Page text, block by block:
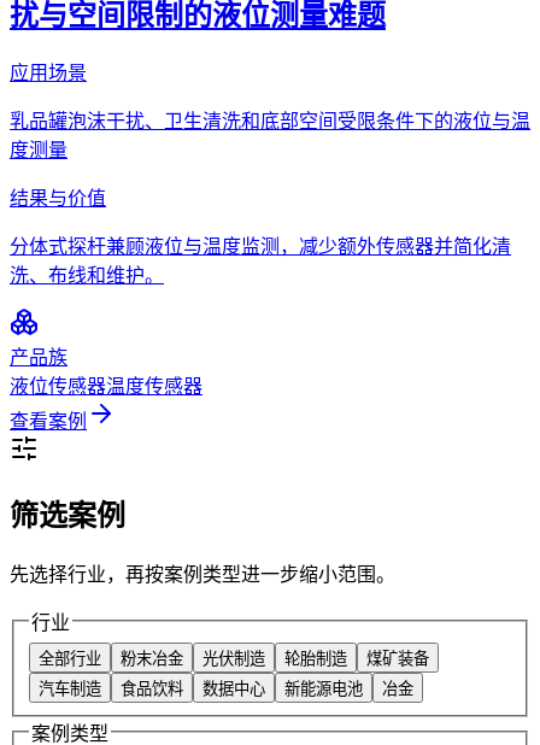
扰与空间限制的液位测量难题
应用场景
乳品罐泡沫干扰、卫生清洗和底部空间受限条件下的液位与温
度测量
结果与价值
分体式探杆兼顾液位与温度监测，减少额外传感器并简化清
洗、布线和维护。
产品族
液位传感器温度传感器
查看案例
筛选案例
先选择行业，再按案例类型进一步缩小范围。
行业
全部行业 粉末冶金 光伏制造 轮胎制造
煤矿装备
汽车制造
食品饮料 数据中心 新能源电池 冶金
案例类型